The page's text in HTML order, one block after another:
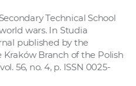
Technical School
wars. In Studia
published by the
Branch of the Polish
56, no. 4, p. ISSN 0025-